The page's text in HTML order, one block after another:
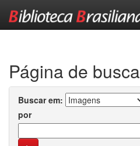
Página de busca
Buscar em:
por